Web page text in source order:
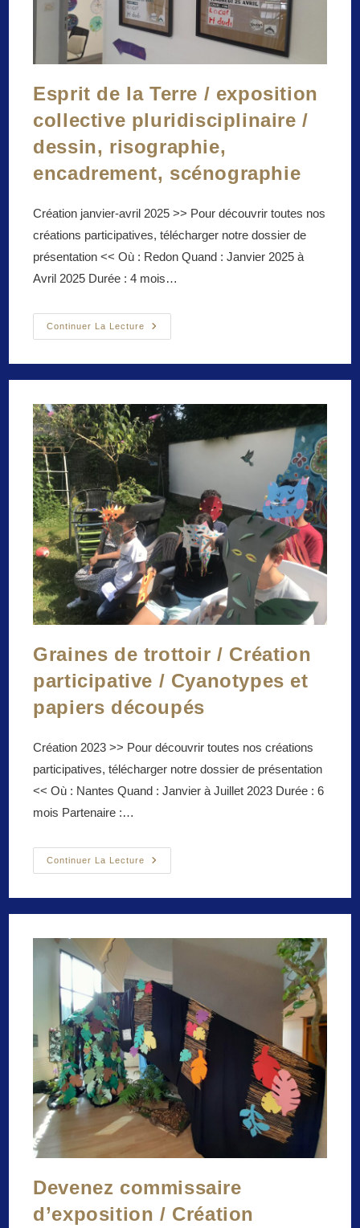
Esprit de la Terre / exposition
collective pluridisciplinaire /
dessin, risographie,
encadrement, scénographie
Création janvier-avril 2025 >> Pour découvrir toutes nos
créations participatives, télécharger notre dossier de
présentation << Où : Redon Quand : Janvier 2025 à
Avril 2025 Durée : 4 mois…
Continuer La Lecture
Esprit
De
Terre
Exposition
Pluridisciplinaire
Dessin,
Risographie,
Encadrement,
Scénographie
Graines de trottoir / Création
participative / Cyanotypes et
papiers découpés
Création 2023 >> Pour découvrir toutes nos créations
participatives, télécharger notre dossier de présentation
<< Où : Nantes Quand : Janvier à Juillet 2023 Durée : 6
mois Partenaire :…
Continuer La Lecture
Graines
De
Participative
Cyanotypes
Papiers
Découpés
Devenez commissaire
d’exposition / Création